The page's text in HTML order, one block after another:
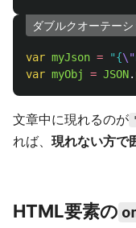
ダブルクオーテー
var myJson = "{\"
var myObj = JSON.
文章中に現れるのが '
れば、 現れない方で
HTML要素の